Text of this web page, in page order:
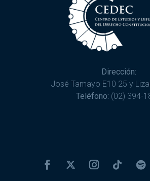
Dirección:
José Tamayo E10 25 y
Teléfono: (02) 394-